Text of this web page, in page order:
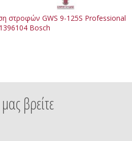
στροφών GWS 9-125S Professional
Bosch
βρείτε